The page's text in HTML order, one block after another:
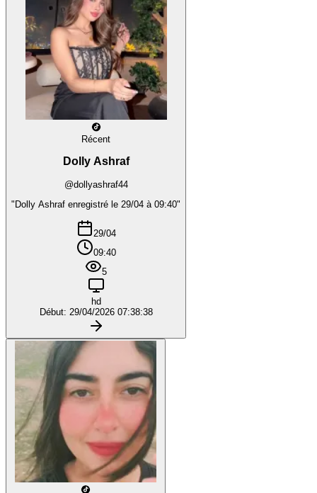
Récent
Dolly Ashraf
@dollyashraf44
"Dolly Ashraf enregistré le 29/04 à 09:40"
29/04
09:40
5
hd
Début: 29/04/2026 07:38:38